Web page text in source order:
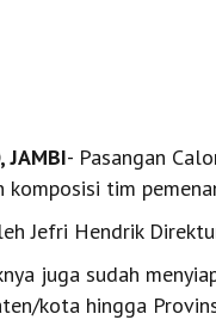
JAMBI- Pasangan
komposisi tim
Jefri Hendrik
juga sudah
kota hingga